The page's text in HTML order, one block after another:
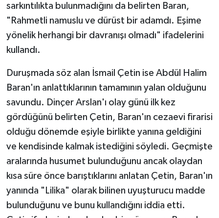
sarkıntılıkta bulunmadığını da belirten Baran,
"Rahmetli namuslu ve dürüst bir adamdı. Eşime
yönelik herhangi bir davranışı olmadı" ifadelerini
kullandı.
Duruşmada söz alan İsmail Çetin ise Abdül Halim
Baran'ın anlattıklarının tamamının yalan olduğunu
savundu. Dinçer Arslan'ı olay günü ilk kez
gördüğünü belirten Çetin, Baran'ın cezaevi firarisi
olduğu dönemde eşiyle birlikte yanına geldiğini
ve kendisinde kalmak istediğini söyledi. Geçmişte
aralarında husumet bulunduğunu ancak olaydan
kısa süre önce barıştıklarını anlatan Çetin, Baran'ın
yanında "Lilika" olarak bilinen uyuşturucu madde
bulunduğunu ve bunu kullandığını iddia etti.